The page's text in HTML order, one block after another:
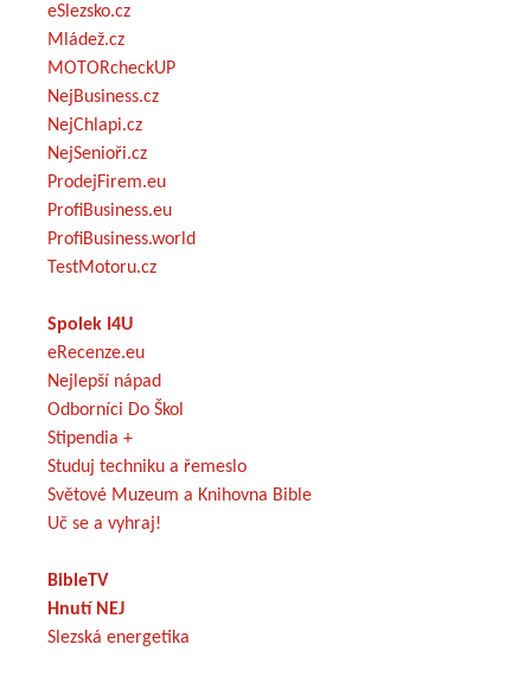
eSlezsko.cz
Mládež.cz
MOTORcheckUP
NejBusiness.cz
NejChlapi.cz
NejSenioři.cz
ProdejFirem.eu
ProfiBusiness.eu
ProfiBusiness.world
TestMotoru.cz
Spolek I4U
eRecenze.eu
Nejlepší nápad
Odborníci Do Škol
Stipendia +
Studuj techniku a řemeslo
Světové Muzeum a Knihovna Bible
Uč se a vyhraj!
BibleTV
Hnutí NEJ
Slezská energetika